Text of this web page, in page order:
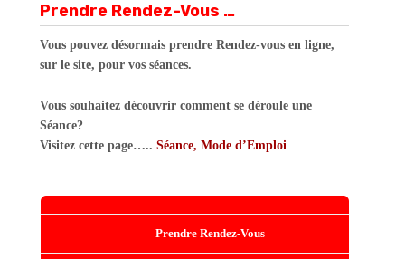
Prendre Rendez-Vous …
Vous pouvez désormais prendre Rendez-vous en ligne,
sur le site, pour vos séances.
Vous souhaitez découvrir comment se déroule une
Séance?
Visitez cette page…..Séance, Mode d’Emploi
Prendre Rendez-Vous